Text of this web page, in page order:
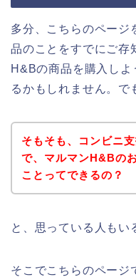
多分、こちらのページ
品のことをすでにご存
H&Bの商品を購入し
るかもしれません。で
そもそも、コンビニ
で、マルマンH&Bの
ことってできるの？
と、思っている人もい
そこでこちらのページ